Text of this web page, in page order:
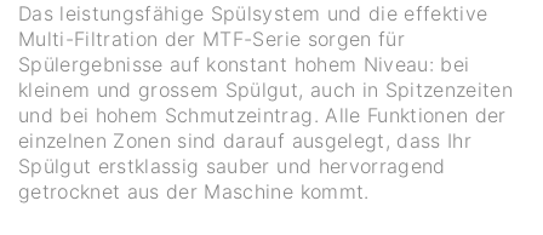
Das leistungsfähige Spülsystem und die effektive
Multi-Filtration der MTF-Serie sorgen für
Spülergebnisse auf konstant hohem Niveau: bei
kleinem und grossem Spülgut, auch in Spitzenzeiten
und bei hohem Schmutzeintrag. Alle Funktionen der
einzelnen Zonen sind darauf ausgelegt, dass Ihr
Spülgut erstklassig sauber und hervorragend
getrocknet aus der Maschine kommt.